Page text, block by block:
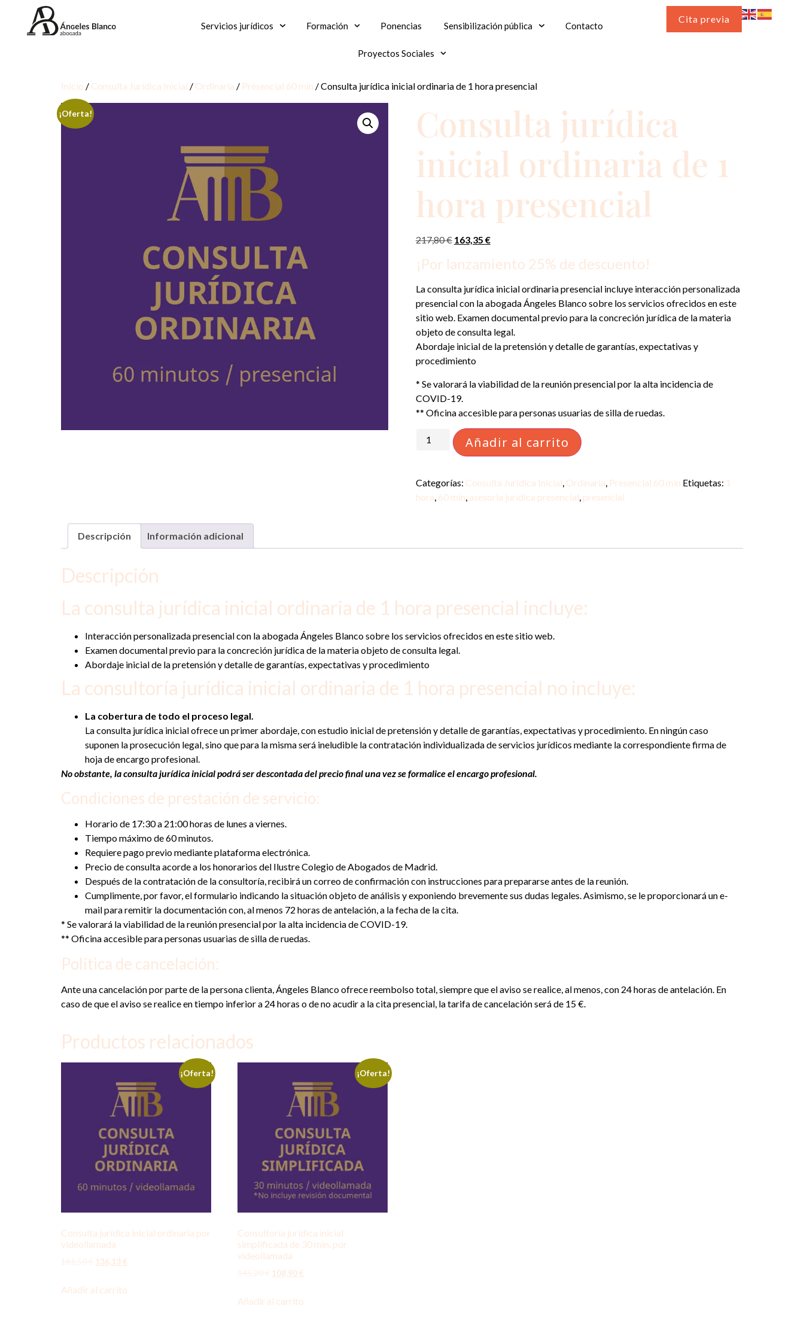
Servicios jurídicos Formación Ponencias Sensibilización pública Contacto
Proyectos Sociales
Cita previa
Inicio / Consulta Jurídica Inicial / Ordinaria / Presencial 60 min / Consulta jurídica inicial ordinaria de 1 hora presencial
¡Oferta!
Consulta jurídica
inicial ordinaria de 1
hora presencial
217,80€ 163,35 €
¡Por lanzamiento 25% de descuento!
La consulta jurídica inicial ordinaria presencial incluye interacción personalizada
presencial con la abogada Ángeles Blanco sobre los servicios ofrecidos en este
sitio web. Examen documental previo para la concreción jurídica de la materia
objeto de consulta legal.
Abordaje inicial de la pretensión y detalle de garantías, expectativas y
procedimiento
* Se valorará la viabilidad de la reunión presencial por la alta incidencia de
COVID-19.
** Oficina accesible para personas usuarias de silla de ruedas.
Añadir al carrito
Categorías: Consulta Jurídica Inicial, Ordinaria, Presencial 60 min Etiquetas: 1
hora, 60 min, asesoria jurídica presencial, presencial
Descripción Información adicional
Descripción
La consulta jurídica inicial ordinaria de 1 hora presencial incluye:
Interacción personalizada presencial con la abogada Ángeles Blanco sobre los servicios ofrecidos en este sitio web.
Examen documental previo para la concreción jurídica de la materia objeto de consulta legal.
Abordaje inicial de la pretensión y detalle de garantías, expectativas y procedimiento
La consultoría jurídica inicial ordinaria de 1 hora presencial no incluye:
La cobertura de todo el proceso legal.
La consulta jurídica inicial ofrece un primer abordaje, con estudio inicial de pretensión y detalle de garantías, expectativas y procedimiento. En ningún caso
suponen la prosecución legal, sino que para la misma será ineludible la contratación individualizada de servicios jurídicos mediante la correspondiente firma de
hoja de encargo profesional.
No obstante, la consulta jurídica inicial podrá ser descontada del precio final una vez se formalice el encargo profesional.
Condiciones de prestación de servicio:
Horario de 17:30 a 21:00 horas de lunes a viernes.
Tiempo máximo de 60 minutos.
Requiere pago previo mediante plataforma electrónica.
Precio de consulta acorde a los honorarios del Ilustre Colegio de Abogados de Madrid.
Después de la contratación de la consultoría, recibirá un correo de confirmación con instrucciones para prepararse antes de la reunión.
Cumplimente, por favor, el formulario indicando la situación objeto de análisis y exponiendo brevemente sus dudas legales. Asimismo, se le proporcionará un e-
mail para remitir la documentación con, al menos 72 horas de antelación, a la fecha de la cita.
* Se valorará la viabilidad de la reunión presencial por la alta incidencia de COVID-19.
** Oficina accesible para personas usuarias de silla de ruedas.
Política de cancelación:
Ante una cancelación por parte de la persona clienta, Ángeles Blanco ofrece reembolso total, siempre que el aviso se realice, al menos, con 24 horas de antelación. En
caso de que el aviso se realice en tiempo inferior a 24 horas o de no acudir a la cita presencial, la tarifa de cancelación será de 15 €.
Productos relacionados
¡Oferta!
Consulta jurídica inicial ordinaria por
videollamada
181,50€ 136,13€
Añadir al carrito
¡Oferta!
Consultoría jurídica inicial
simplificada de 30 min. por
videollamada
145,20€ 108,90€
Añadir al carrito